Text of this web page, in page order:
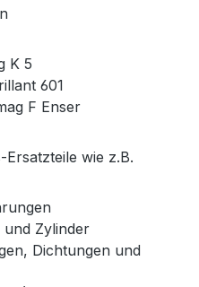
K 5
601
F Enser
wie z.B.
und Zylinder
Dichtungen und